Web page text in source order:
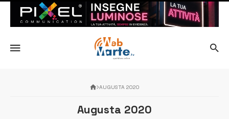
AUGUSTA 2020
Augusta 2020